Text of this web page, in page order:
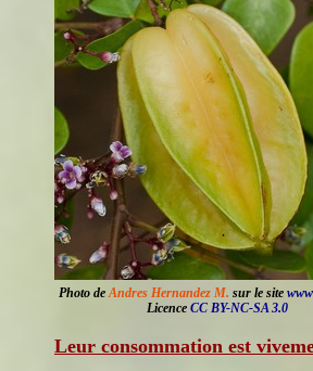
Photo deAndres Hernandez M. sur le site
Licence CC BY-NC-SA 3.0
Leur consommation est